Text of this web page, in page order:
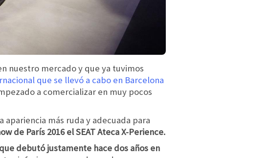
nuestro mercado y que ya tuvimos
que se llevó a cabo en Barcelona
a comercializar en muy pocos
apariencia más ruda y adecuada para
de París 2016 el SEAT Ateca X-Perience.
que debutó justamente hace dos años en